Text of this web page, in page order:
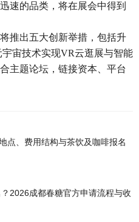
速的品类，将在展会中得到
推出五大创新举措，包括升
宇宙技术实现VR云逛展与智能
主题论坛，链接资本、平台
点、费用结构与茶饮及咖啡报名
2026成都春糖官方申请流程与收